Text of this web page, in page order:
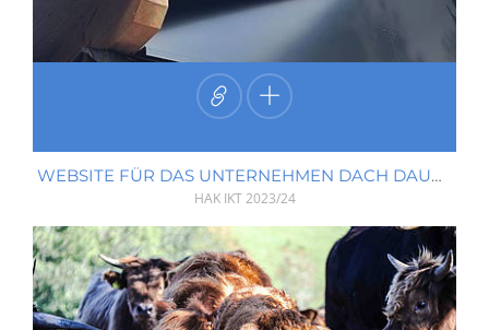
WEBSITE FÜR DAS UNTERNEHMEN DACH DAUERHAFT OG
HAK IKT2023/24